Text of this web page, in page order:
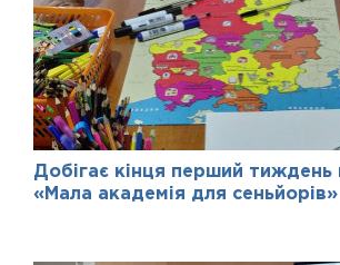
Добігає кінця перший тиждень
«Мала академія для сеньйорів»